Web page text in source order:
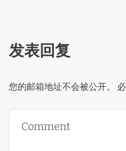
发表回复
您的邮箱地址不会被公开。